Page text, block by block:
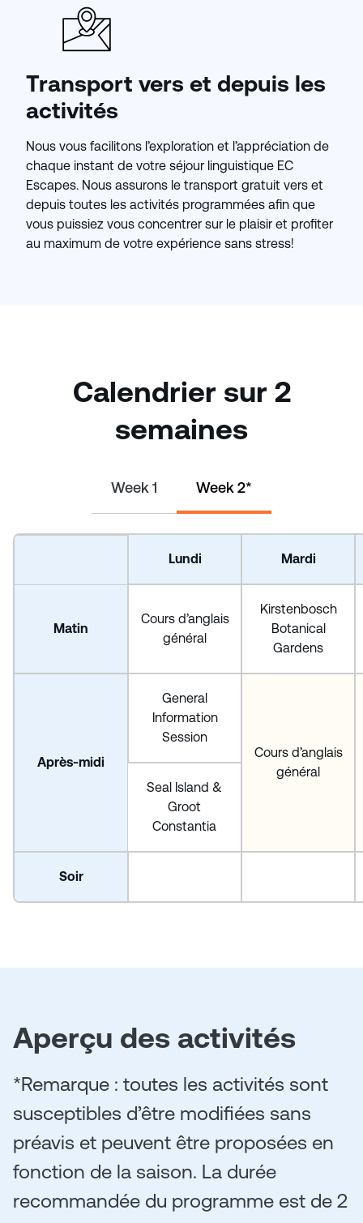
Transport vers et depuis les
activités
Nous vous facilitons l’exploration et l’appréciation de
chaque instant de votre séjour linguistique EC
Escapes. Nous assurons le transport gratuit vers et
depuis toutes les activités programmées afin que
vous puissiez vous concentrer sur le plaisir et profiter
au maximum de votre expérience sans stress!
Calendrier sur 2
semaines
Week 1 Week 2*
Lundi Mardi
Matin
Cours d’anglais
général
Kirstenbosch
Botanical
Gardens
Après-midi
General
Information
Session
Cours d’anglais
général
Seal Island &
Groot
Constantia
Soir
Aperçu des activités
*Remarque : toutes les activités sont
susceptibles d’être modifiées sans
préavis et peuvent être proposées en
fonction de la saison. La durée
recommandée du programme est de 2